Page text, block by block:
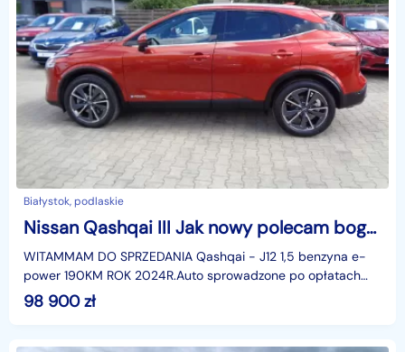
Białystok, podlaskie
Nissan Qashqai III Jak nowy polecam bogate wnętrze
WITAMMAM DO SPRZEDANIA Qashqai - J12 1,5 benzyna e-
power 190KM ROK 2024R.Auto sprowadzone po opłatach
celno skarbowych gotowe do rejestracji, wystawiamy vf mar
98 900zł